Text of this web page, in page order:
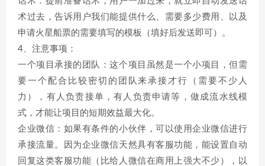
术过去，告诉用户我们能提供什么、需要多少费用、以及
申请火星船票的需要填写的模板（填好后发送即可）。
4、注意事项：
一个项目承接的团队：这个项目虽然是一个小项目，但需
要一个配合比较密切的团队来承接才行（需要不少人
力），有人负责接单，有人负责申请等，做成流水线模
式，才能让项目的短期效益最大化。
企业微信：如果有条件的小伙伴，可以使用企业微信进行
承接流量。因为企业微信天然具有客服功能，能设置自动
回复这类客服功能（比给人微信在商用上强大不少），以